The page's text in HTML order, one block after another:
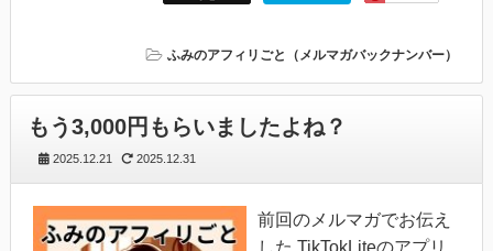
ふみのアフィリごと（メルマガバックナンバー）
もう3,000円もらいましたよね？
2025.12.21 2025.12.31
前回のメルマガでお伝え
した TikTokLiteのアプリ